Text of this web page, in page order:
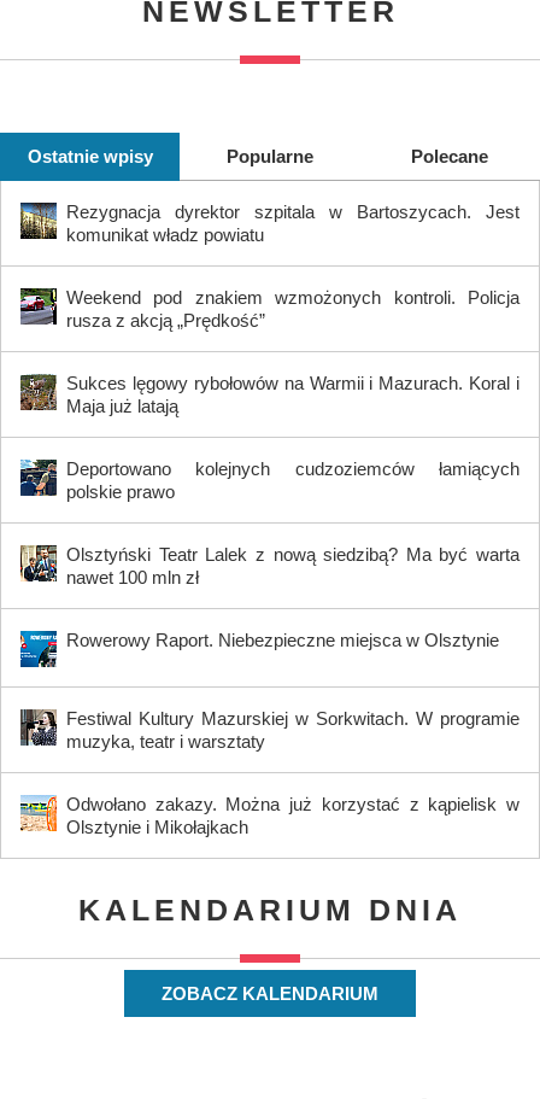
NEWSLETTER
Ostatnie wpisy Popularne Polecane
Rezygnacja dyrektor szpitala w Bartoszycach. Jest
komunikat władz powiatu
Weekend pod znakiem wzmożonych kontroli. Policja
rusza z akcją „Prędkość”
Sukces lęgowy rybołowów na Warmii i Mazurach. Koral i
Maja już latają
Deportowano kolejnych cudzoziemców łamiących
polskie prawo
Olsztyński Teatr Lalek z nową siedzibą? Ma być warta
nawet 100 mln zł
Rowerowy Raport. Niebezpieczne miejsca w Olsztynie
Festiwal Kultury Mazurskiej w Sorkwitach. W programie
muzyka, teatr i warsztaty
Odwołano zakazy. Można już korzystać z kąpielisk w
Olsztynie i Mikołajkach
KALENDARIUM DNIA
ZOBACZ KALENDARIUM